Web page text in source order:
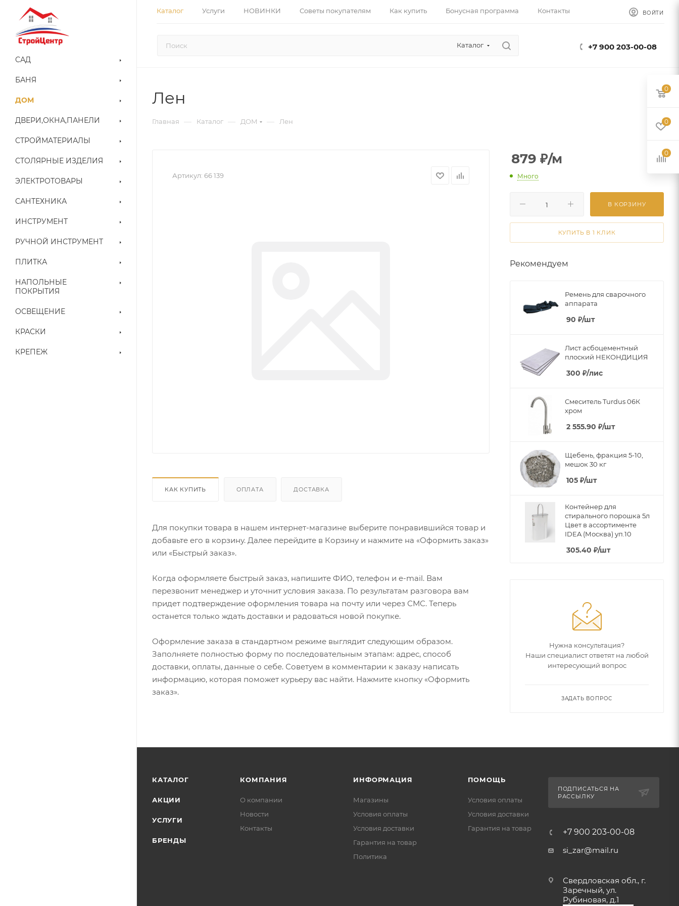
Каталог Услуги НОВИНКИ Советы покупателям Как купить Бонусная программа Контакты ВОЙТИ
Каталог +7 900 203-00-08
САД
БАНЯ
ДОМ
ДВЕРИ,ОКНА,ПАНЕЛИ
СТРОЙМАТЕРИАЛЫ
СТОЛЯРНЫЕ ИЗДЕЛИЯ
ЭЛЕКТРОТОВАРЫ
САНТЕХНИКА
ИНСТРУМЕНТ
РУЧНОЙ ИНСТРУМЕНТ
ПЛИТКА
НАПОЛЬНЫЕ
ПОКРЫТИЯ
ОСВЕЩЕНИЕ
КРАСКИ
КРЕПЕЖ
Лен
Главная — Каталог — ДОМ — Лен
Артикул: 66 139
КАК КУПИТЬ ОПЛАТА ДОСТАВКА
Для покупки товара в нашем интернет-магазине выберите понравившийся товар и
добавьте его в корзину. Далее перейдите в Корзину и нажмите на «Оформить заказ»
или «Быстрый заказ».
Когда оформляете быстрый заказ, напишите ФИО, телефон и e-mail. Вам
перезвонит менеджер и уточнит условия заказа. По результатам разговора вам
придет подтверждение оформления товара на почту или через СМС. Теперь
останется только ждать доставки и радоваться новой покупке.
Оформление заказа в стандартном режиме выглядит следующим образом.
Заполняете полностью форму по последовательным этапам: адрес, способ
доставки, оплаты, данные о себе. Советуем в комментарии к заказу написать
информацию, которая поможет курьеру вас найти. Нажмите кнопку «Оформить
заказ».
879 ₽/м
Много
В КОРЗИНУ
КУПИТЬ В 1 КЛИК
Рекомендуем
Ремень для сварочного
аппарата
90 ₽/шт
Лист асбоцементный
плоский НЕКОНДИЦИЯ
300 ₽/лис
Смеситель Turdus 06К
хром
2 555.90 ₽/шт
Щебень, фракция 5-10,
мешок 30 кг
105 ₽/шт
Контейнер для
стирального порошка 5л
Цвет в ассортименте
IDEA (Москва) уп.10
305.40 ₽/шт
Нужна консультация?
Наши специалист ответят на любой
интересующий вопрос
ЗАДАТЬ ВОПРОС
КАТАЛОГ
АКЦИИ
УСЛУГИ
БРЕНДЫ
КОМПАНИЯ
О компании
Новости
Контакты
ИНФОРМАЦИЯ
Магазины
Условия оплаты
Условия доставки
Гарантия на товар
Политика
ПОМОЩЬ
Условия оплаты
Условия доставки
Гарантия на товар
ПОДПИСАТЬСЯ НА
РАССЫЛКУ
+7 900 203-00-08
si_zar@mail.ru
Свердловская обл., г.
Заречный, ул.
Рубиновая, д.1
0
0
0